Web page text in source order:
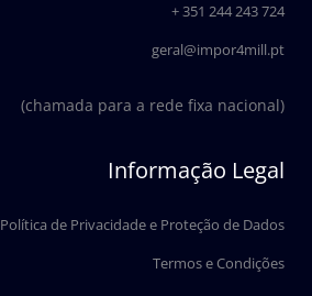
+ 351 244 243 724
geral@impor4mill.pt
(chamada para a rede fixa nacional)
Informação Legal
Política de Privacidade e Proteção de Dados
Termos e Condições